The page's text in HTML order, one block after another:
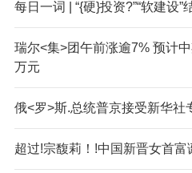
每日一词 | “{硬}投资?”“软建设”
瑞尔<集>团午前涨逾7% 预计
万元
俄<罗>斯.总统普京接受新华社
超过!宗馥莉！!中国新晋女首富